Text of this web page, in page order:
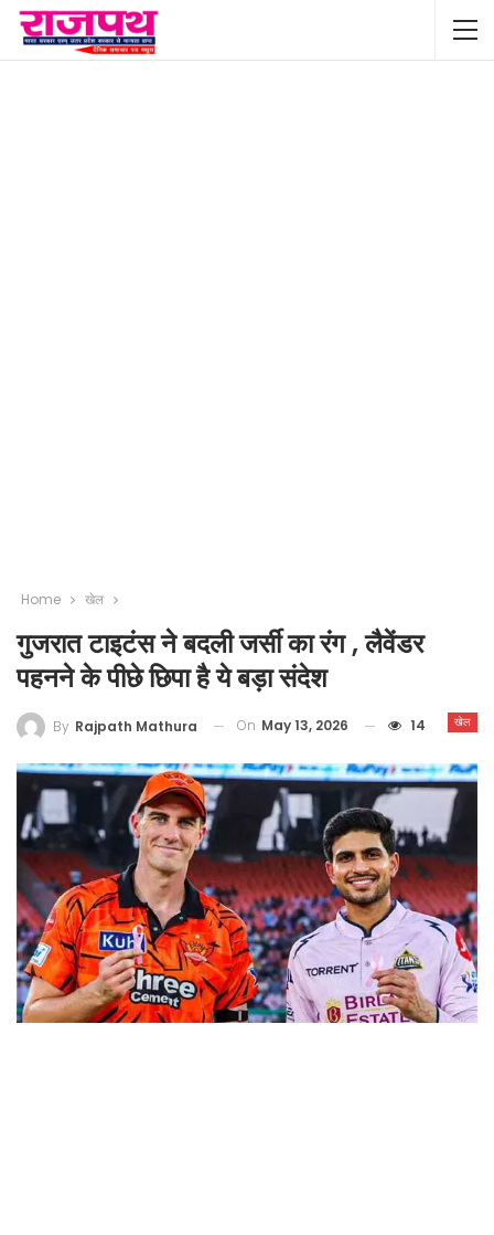
Home खेल
गुजरात टाइटंस ने बदली जर्सी का रंग , लैवेंडर
पहनने के पीछे छिपा है ये बड़ा संदेश
खेल
By Rajpath Mathura On May 13, 2026 14